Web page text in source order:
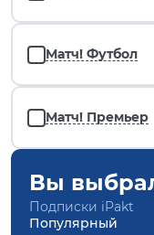
Матч! Футбол
Матч! Премьер
Вы
Подписки iPakt
Популярный